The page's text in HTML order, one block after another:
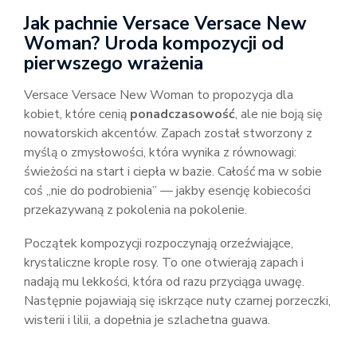
Jak pachnie Versace Versace New
Woman? Uroda kompozycji od
pierwszego wrażenia
Versace Versace New Woman to propozycja dla
kobiet, które cenią ponadczasowość, ale nie boją się
nowatorskich akcentów. Zapach został stworzony z
myślą o zmysłowości, która wynika z równowagi:
świeżości na start i ciepła w bazie. Całość ma w sobie
coś „nie do podrobienia” — jakby esencję kobiecości
przekazywaną z pokolenia na pokolenie.
Początek kompozycji rozpoczynają orzeźwiające,
krystaliczne krople rosy. To one otwierają zapach i
nadają mu lekkości, która od razu przyciąga uwagę.
Następnie pojawiają się iskrzące nuty czarnej porzeczki,
wisterii i lilii, a dopełnia je szlachetna guawa.